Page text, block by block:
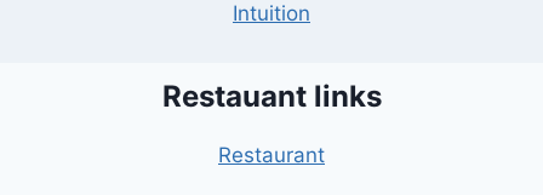
Intuition
Restauant links
Restaurant